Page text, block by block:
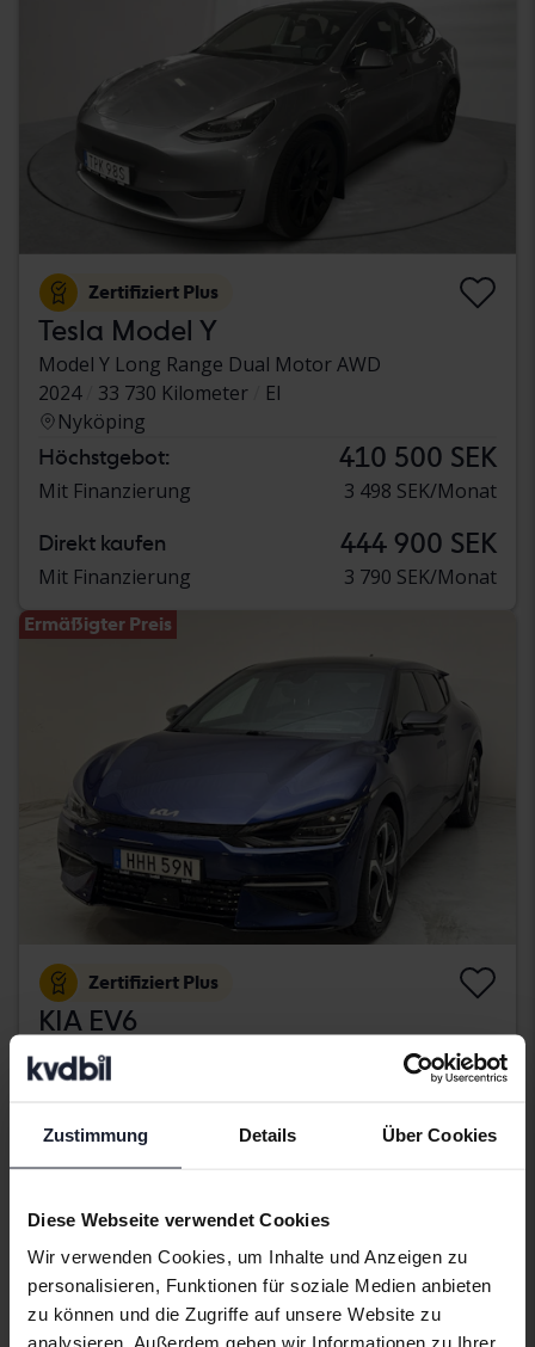
Zustimmung Details Über Cookies
Diese Webseite verwendet Cookies
Wir verwenden Cookies, um Inhalte und Anzeigen zu
personalisieren, Funktionen für soziale Medien anbieten
zu können und die Zugriffe auf unsere Website zu
analysieren. Außerdem geben wir Informationen zu Ihrer
Zertifiziert Plus
Tesla Model Y
Model Y Long Range Dual Motor AWD
2024
33 730 Kilometer
El
Nyköping
Höchstgebot: 410 500 SEK
Mit Finanzierung 3 498 SEK/Monat
Direkt kaufen 444 900 SEK
Mit Finanzierung 3 790 SEK/Monat
Ermäßigter Preis
Zertifiziert Plus
KIA EV6
AWD
2022
30 700 Kilometer
Direkt kaufen 406 900 SEK
Mit Finanzierung
Mittwoch 29 Gebote